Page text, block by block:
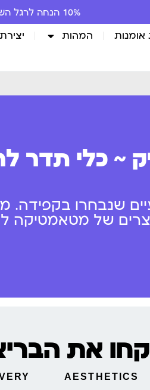
10% הנחה לרגל השקת האתר
אומנות המהות
~ כלי תדר
שנבחרו בקפידה.
של מטאמטיקה
קחו את
AESTHETICS